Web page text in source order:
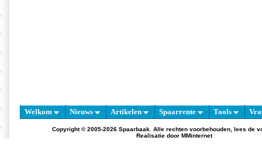
Welkom Nieuws Artikelen Spaarrente Tools
Copyright © 2005-2026 Spaarbaak. Alle rechten voorbehouden, lees de
Realisatie door MMinternet